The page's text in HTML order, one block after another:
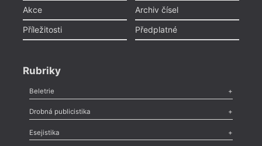
Akce
Příležitosti
Archiv čísel
Předplatné
Rubriky
Beletrie
Poezie,Próza,Dokumenty
Drobná publicistika
Odlesk
Nekrolog,Glosa,Sloupek,Pozvánka,Literární soutěž,
Esejistika